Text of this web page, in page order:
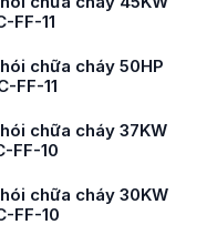
FF-11
chữa cháy 50HP
FF-11
chữa cháy 37KW
FF-10
chữa cháy 30KW
FF-10